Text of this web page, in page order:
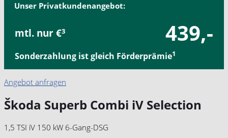
Unser Privatkundenangebot:
mtl. nur €3 439,-
Sonderzahlung ist gleich Förderprämie1
Angebot anfragen
Škoda Superb Combi iV Selection
1,5 TSI iV 150 kW 6-Gang-DSG